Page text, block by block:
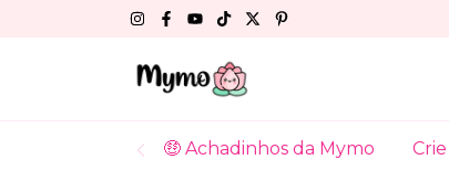
🤑 Achadinhos da Mymo